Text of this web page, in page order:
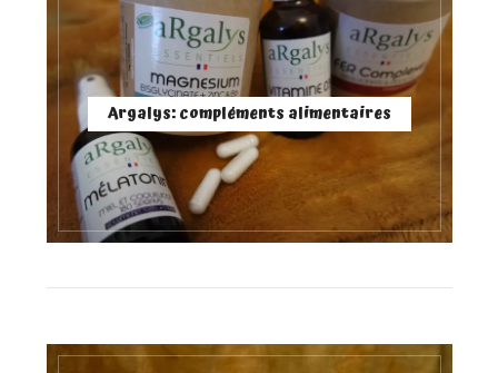
Argalys: compléments alimentaires